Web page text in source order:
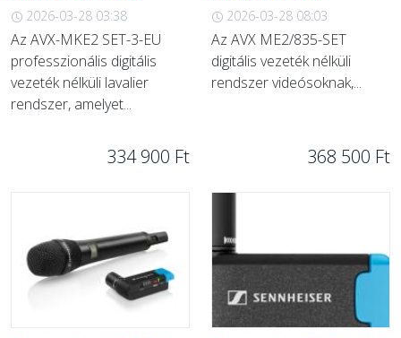
2026-03-28 03:38
Az AVX-MKE2 SET-3-EU
professzionális digitális
vezeték nélküli lavalier
rendszer, amelyet...
334 900 Ft
2026-03-28 08:03
Az AVX ME2/835-SET
digitális vezeték nélküli
rendszer videósoknak,...
368 500 Ft